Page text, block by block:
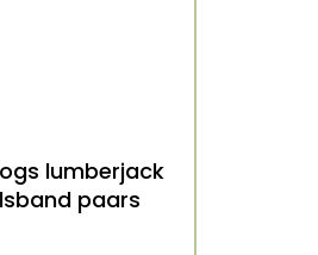
lumberjack
paars